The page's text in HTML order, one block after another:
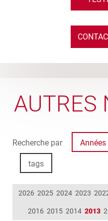
AUTRES
Recherche par Années
tags
2026 2025 2024 2023
2016 2015 2014 2013